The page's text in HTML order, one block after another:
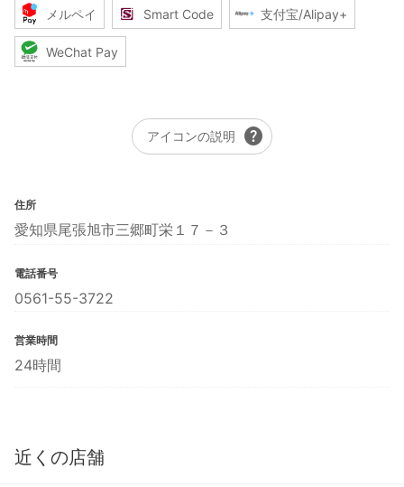
メルペイ Smart Code 支付宝/Alipay+
WeChat Pay
アイコンの説明 help
住所
愛知県尾張旭市三郷町栄１７－３
電話番号
0561-55-3722
営業時間
24時間
近くの店舗